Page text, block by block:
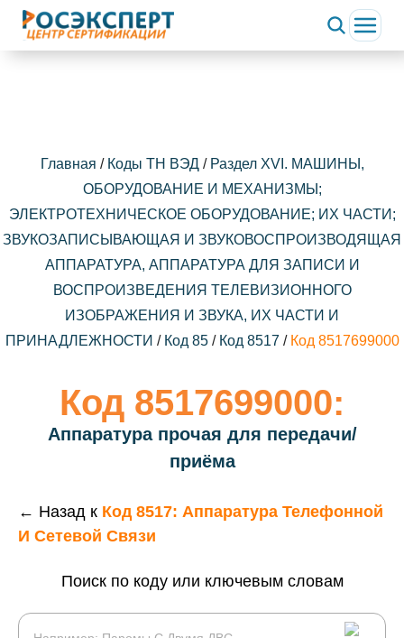
Главная / Коды ТН ВЭД/ Раздел XVI. МАШИНЫ,
ОБОРУДОВАНИЕ И МЕХАНИЗМЫ;
ЭЛЕКТРОТЕХНИЧЕСКОЕ ОБОРУДОВАНИЕ; ИХ ЧАСТИ;
ЗВУКОЗАПИСЫВАЮЩАЯ И ЗВУКОВОСПРОИЗВОДЯЩАЯ
АППАРАТУРА, АППАРАТУРА ДЛЯ ЗАПИСИ И
ВОСПРОИЗВЕДЕНИЯ ТЕЛЕВИЗИОННОГО
ИЗОБРАЖЕНИЯ И ЗВУКА, ИХ ЧАСТИ И
ПРИНАДЛЕЖНОСТИ / Код 85 / Код 8517 / Код 8517699000
Код 8517699000:
Аппаратура прочая для передачи/
приёма
← Назад к Код 8517: Аппаратура Телефонной
И Сетевой Связи
Поиск по коду или ключевым словам